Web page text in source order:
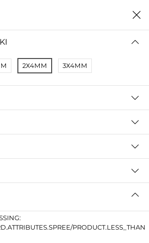
0
цена от высокой к
2Х4ММ 3Х4ММ
PRODUCT.LESS_THAN